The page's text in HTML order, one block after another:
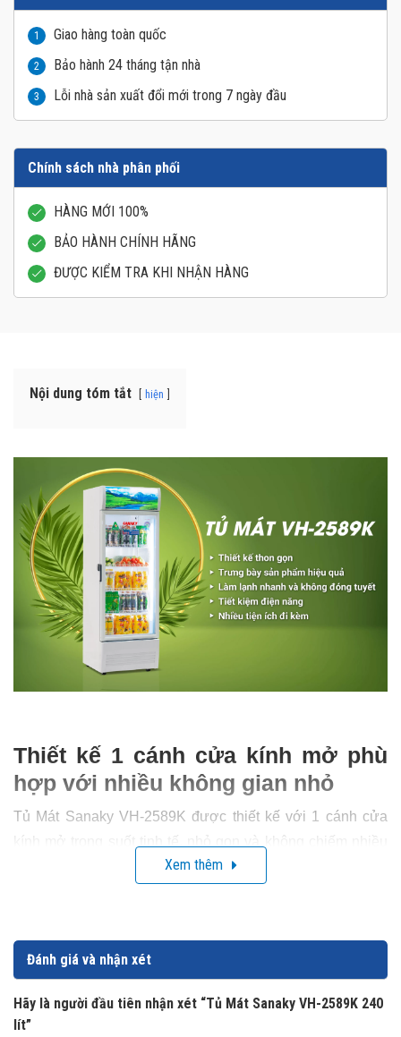
1 Giao hàng toàn quốc
2 Bảo hành 24 tháng tận nhà
3 Lỗi nhà sản xuất đổi mới trong 7 ngày đầu
Chính sách nhà phân phối
HÀNG MỚI 100%
BẢO HÀNH CHÍNH HÃNG
ĐƯỢC KIỂM TRA KHI NHẬN HÀNG
Nội dung tóm tắt hiện
Thiết kế 1 cánh cửa kính mở phù
hợp với nhiều không gian nhỏ
Tủ Mát Sanaky VH-2589K được thiết kế với 1 cánh cửa
kính mở trong suốt tinh tế, nhỏ gọn và không chiếm nhiều
diện tích. Với dung tích và kích thước của mình thì đây là
Xem thêm
Đánh giá và nhận xét
Hãy là người đầu tiên nhận xét “Tủ Mát Sanaky VH-2589K 240
lít”